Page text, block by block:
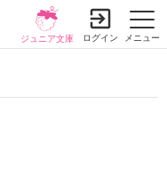
メニュー
ジュニア文庫 ログイン